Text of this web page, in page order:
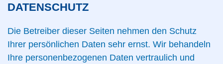
DATENSCHUTZ
Die Betreiber dieser Seiten nehmen den Schutz
Ihrer persönlichen Daten sehr ernst. Wir behandeln
Ihre personenbezogenen Daten vertraulich und